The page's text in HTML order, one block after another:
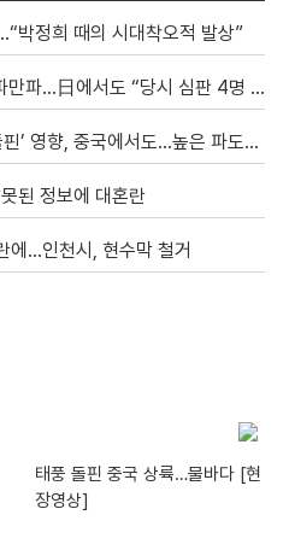
박정희 때의 시대착오적 발상”
…日에서도 “당시 심판 4명 조사 착수”
도…높은 파도에 휩쓸려 9세 아이 실종 [현장영상]
된 정보에 대혼란
에…인천시, 현수막 철거
태풍 돌핀 중국 상륙…물바다 [현
장영상]